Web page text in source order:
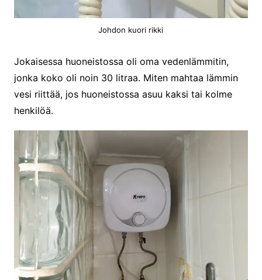
Johdon kuori rikki
Jokaisessa huoneistossa oli oma vedenlämmitin,
jonka koko oli noin 30 litraa. Miten mahtaa lämmin
vesi riittää, jos huoneistossa asuu kaksi tai kolme
henkilöä.